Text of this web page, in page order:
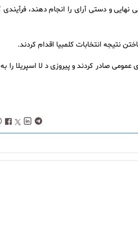
نهایی و دستی آرای را انجام دهند، فرآیندی
نتیجه انتخابات کلمبیا اقدام کردند.
صادر کردند و پیروزی د لا اسپریلا را به